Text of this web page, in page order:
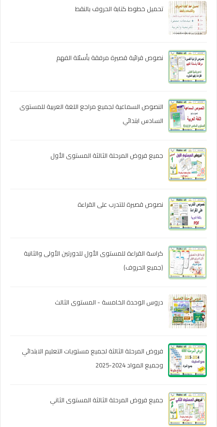
تحميل خطوط كتابة الحروف بالنقط
نصوص قرائية قصيرة مرفقة بأسئلة الفهم
النصوص السماعية لجميع مراجع اللغة العربية للمستوى
السادس ابتدائي
جميع فروض المرحلة الثالثة المستوى الأول
نصوص قصيرة للتدرب على القراءة
كراسة القراءة للمستوى الأول للدورتين الأولى والثانية
(جميع الحروف)
دروس الوحدة الخامسة - المستوى الثالث
فروض المرحلة الثالثة لجميع مستويات التعليم الابتدائي
وجميع المواد 2024-2025
جميع فروض المرحلة الثالثة المستوى الثاني